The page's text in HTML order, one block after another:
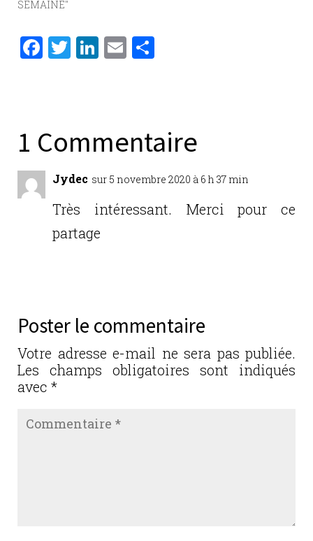
SEMAINE"
F
b
o
o
k
T
r
Li
dI
n
E
er
1 Commentaire
Jydec sur 5 novembre 2020 à 6 h 37 min
Très intéressant. Merci pour ce
partage
Poster le commentaire
Votre adresse e-mail ne sera pas publiée.
Les champs obligatoires sont indiqués
avec *